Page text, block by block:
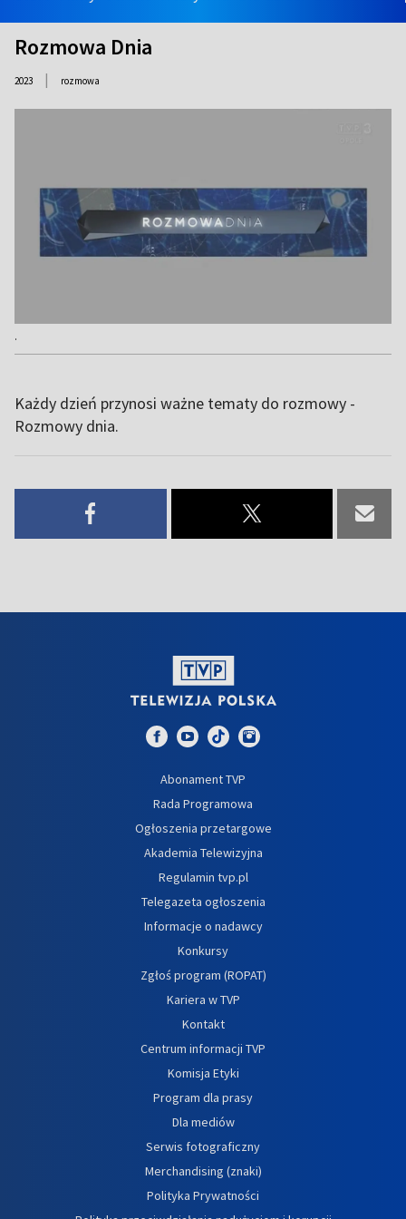
Rozmowa Dnia
2023 | rozmowa
.
Każdy dzień przynosi ważne tematy do rozmowy -
Rozmowy dnia.
Abonament TVP
Rada Programowa
Ogłoszenia przetargowe
Akademia Telewizyjna
Regulamin tvp.pl
Telegazeta ogłoszenia
Informacje o nadawcy
Konkursy
Zgłoś program (ROPAT)
Kariera w TVP
Kontakt
Centrum informacji TVP
Komisja Etyki
Program dla prasy
Dla mediów
Serwis fotograficzny
Merchandising (znaki)
Polityka Prywatności